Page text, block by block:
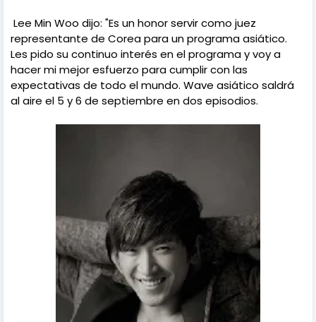
Lee Min Woo dijo: "Es un honor servir como juez
representante de Corea para un programa asiático.
Les pido su continuo interés en el programa y voy a
hacer mi mejor esfuerzo para cumplir con las
expectativas de todo el mundo. Wave asiático saldrá
al aire el 5 y 6 de septiembre en dos episodios.